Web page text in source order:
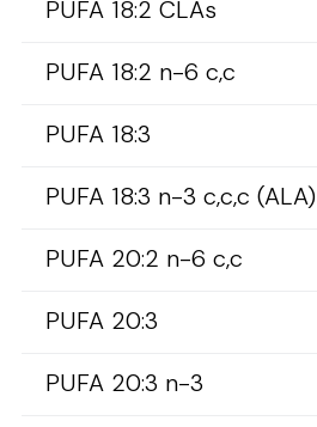
PUFA 18:2 CLAs
PUFA 18:2 n-6 c,c
PUFA 18:3
PUFA 18:3 n-3 c,c,c (ALA)
PUFA 20:2 n-6 c,c
PUFA 20:3
PUFA 20:3 n-3